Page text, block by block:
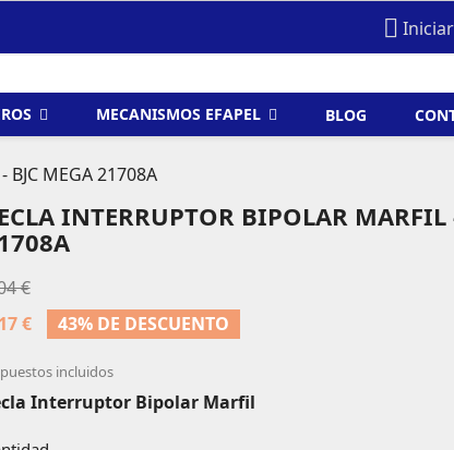

MECANISMOS EFAPEL BLOG
MEGA 21708A
INTERRUPTOR BIPOLAR MARFIL
€
€
43% DE DESCUENTO
incluidos
Interruptor Bipolar Marfil